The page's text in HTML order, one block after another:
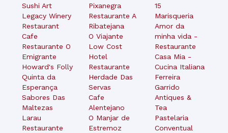
Sushi Art
Legacy Winery
Restaurant
Cafe
Restaurante O
Emigrante
Howard's Folly
Quinta da
Esperança
Sabores Das
Maltezas
Larau
Restaurante
Pixanegra
Restaurante A
Ribatejana
O Viajante
Low Cost
Hotel
Restaurante
Herdade Das
Servas
Cafe
Alentejano
O Manjar de
Estremoz
15
Marisqueria
Amor da
minha vida -
Restaurante
Casa Mia -
Cucina Italiana
Ferreira
Garrido
Antiques &
Tea
Pastelaria
Conventual